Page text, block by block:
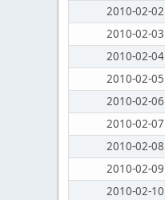
2010-02-02
2010-02-03
2010-02-04
2010-02-05
2010-02-06
2010-02-07
2010-02-08
2010-02-09
2010-02-10